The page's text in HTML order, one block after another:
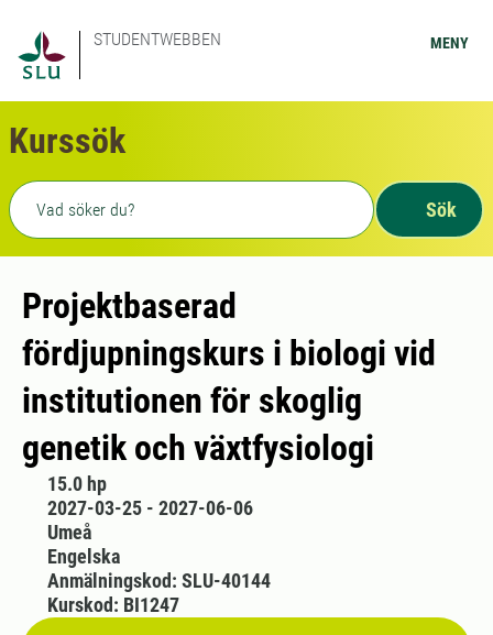
STUDENTWEBBEN MENY
Kurssök
Fritext sökning
Sök
Projektbaserad
fördjupningskurs i biologi vid
institutionen för skoglig
genetik och växtfysiologi
15.0 hp
2027-03-25 - 2027-06-06
Umeå
Engelska
Anmälningskod: SLU-40144
Kurskod: BI1247